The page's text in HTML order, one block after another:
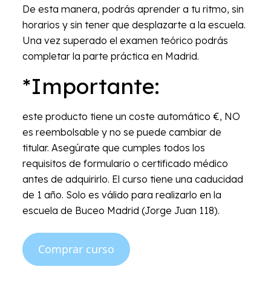
De esta manera, podrás aprender a tu ritmo, sin
horarios y sin tener que desplazarte a la escuela.
Una vez superado el examen teórico podrás
completar la parte práctica en Madrid.
*Importante:
este producto tiene un coste automático €, NO
es reembolsable y no se puede cambiar de
titular. Asegúrate que cumples todos los
requisitos de formulario o certificado médico
antes de adquirirlo. El curso tiene una caducidad
de 1 año. Solo es válido para realizarlo en la
escuela de Buceo Madrid (Jorge Juan 118).
Comprar curso